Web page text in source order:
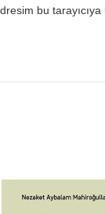
bu tarayıcıya